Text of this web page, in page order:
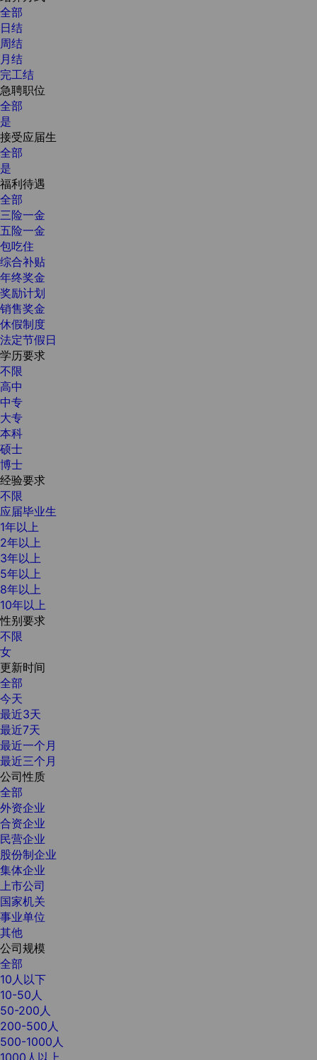
全部
日结
周结
月结
完工结
急聘职位
全部
是
接受应届生
全部
是
福利待遇
全部
三险一金
五险一金
包吃住
综合补贴
年终奖金
奖励计划
销售奖金
休假制度
法定节假日
学历要求
不限
高中
中专
大专
本科
硕士
博士
经验要求
不限
应届毕业生
1年以上
2年以上
3年以上
5年以上
8年以上
10年以上
性别要求
不限
女
更新时间
全部
今天
最近3天
最近7天
最近一个月
最近三个月
公司性质
全部
外资企业
合资企业
民营企业
股份制企业
集体企业
上市公司
国家机关
事业单位
其他
公司规模
全部
10人以下
10-50人
50-200人
200-500人
500-1000人
1000人以上